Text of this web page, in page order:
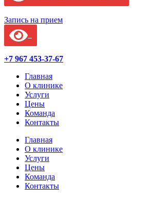
Запись на прием
+7 967 453-37-67
Главная
О клинике
Услуги
Цены
Команда
Контакты
Главная
О клинике
Услуги
Цены
Команда
Контакты